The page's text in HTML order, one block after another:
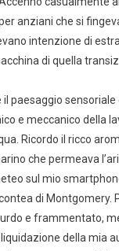
anziani che si
intenzione di
di quella
paesaggio sensoriale
e meccanico della
Ricordo il ricco
che permeava
sul mio
di Montgomery.
e frammentato,
della mia